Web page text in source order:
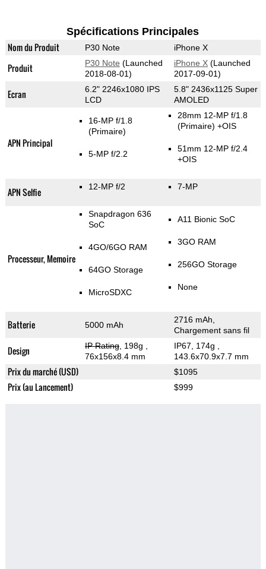
Spécifications Principales
Nom du Produit P30 Note iPhone X
Produit P30 Note (Launched
2018-08-01)
iPhone X(Launched
2017-09-01)
Ecran
6.2" 2246x1080 IPS
LCD
5.8" 2436x1125 Super
AMOLED
APN Principal
16-MP f/1.8
(Primaire)
5-MP f/2.2
28mm 12-MP f/1.8
(Primaire) +OIS
51mm 12-MP f/2.4
+OIS
APN Selfie 12-MP f/2 7-MP
Processeur, Memoire
Snapdragon 636
SoC
4GO/6GO RAM
64GO Storage
MicroSDXC
A11 Bionic SoC
3GO RAM
256GO Storage
None
Batterie 5000 mAh
2716 mAh,
Chargement sans fil
Design IP Rating, 198g
76x156x8.4 mm
IP67, 174g
143.6x70.9x7.7 mm
Prix du marché (USD) $1095
Prix (au Lancement) $999